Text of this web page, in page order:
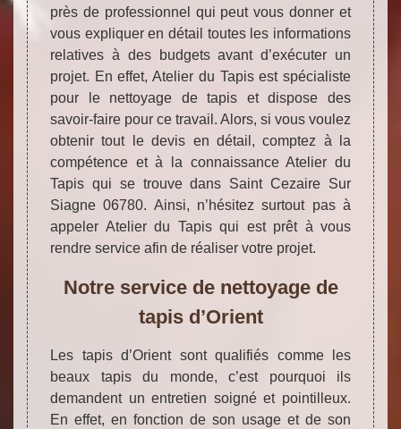
près de professionnel qui peut vous donner et
vous expliquer en détail toutes les informations
relatives à des budgets avant d’exécuter un
projet. En effet, Atelier du Tapis est spécialiste
pour le nettoyage de tapis et dispose des
savoir-faire pour ce travail. Alors, si vous voulez
obtenir tout le devis en détail, comptez à la
compétence et à la connaissance Atelier du
Tapis qui se trouve dans Saint Cezaire Sur
Siagne 06780. Ainsi, n’hésitez surtout pas à
appeler Atelier du Tapis qui est prêt à vous
rendre service afin de réaliser votre projet.
Notre service de nettoyage de
tapis d’Orient
Les tapis d’Orient sont qualifiés comme les
beaux tapis du monde, c’est pourquoi ils
demandent un entretien soigné et pointilleux.
En effet, en fonction de son usage et de son